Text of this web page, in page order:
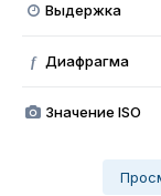
Выдержка
f Диафрагма
Значение ISO